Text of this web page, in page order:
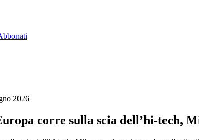
2026
corre sulla scia dell’hi-tech,